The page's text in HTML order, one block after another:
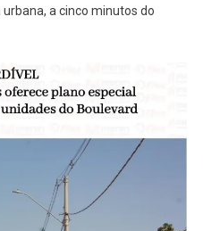
a cinco minutos do